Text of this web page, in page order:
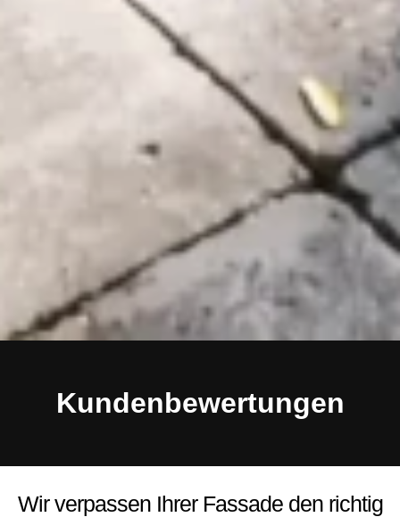
Kundenbewertungen
Wir verpassen Ihrer Fassade den richtig